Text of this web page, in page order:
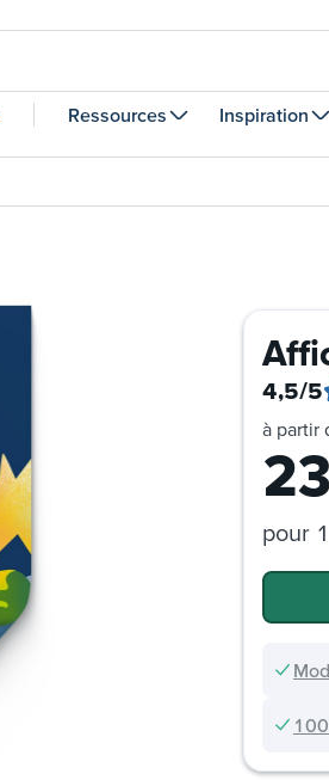
Ressources Inspiration
4,5/5
à partir
23
pour